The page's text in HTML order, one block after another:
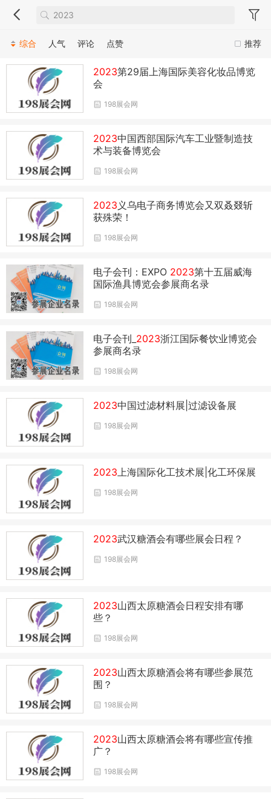
推荐
综合 人气 评论 点赞
2023第29届上海国际美容化妆品博览
会
198展会网
2023中国西部国际汽车工业暨制造技
术与装备博览会
198展会网
2023 义乌电子商务博览会又双叒叕斩
获殊荣！
198展会网
电子会刊：EXPO 2023第十五届威海
国际渔具博览会参展商名录
198展会网
电子会刊_ 2023浙江国际餐饮业博览会
参展商名录
198展会网
2023中国过滤材料展|过滤设备展
198展会网
2023上海国际化工技术展|化工环保展
198展会网
2023武汉糖酒会有哪些展会日程？
198展会网
2023山西太原糖酒会日程安排有哪
些？
198展会网
2023山西太原糖酒会将有哪些参展范
围？
198展会网
2023山西太原糖酒会将有哪些宣传推
广？
198展会网